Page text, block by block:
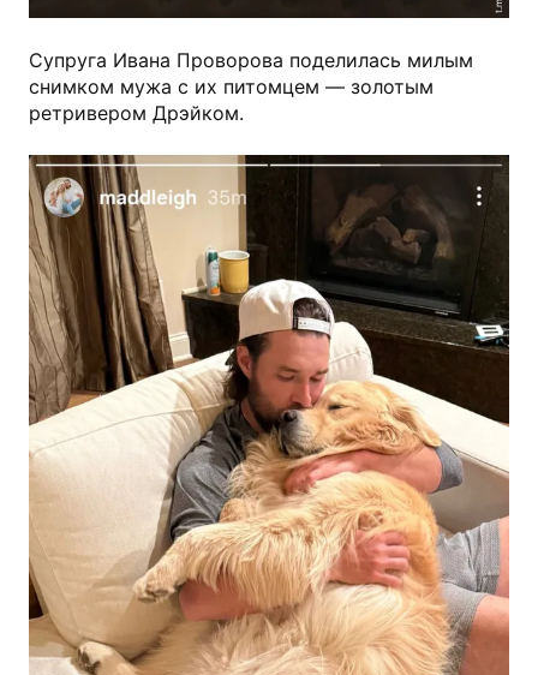
Супруга Ивана Проворова поделилась милым
снимком мужа с их питомцем — золотым
ретривером Дрэйком.